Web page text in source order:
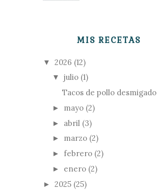
MIS RECETAS
▼ 2026 (12)
▼ julio (1)
Tacos de pollo desmigado
► mayo (2)
► abril (3)
► marzo (2)
► febrero (2)
► enero (2)
► 2025 (25)